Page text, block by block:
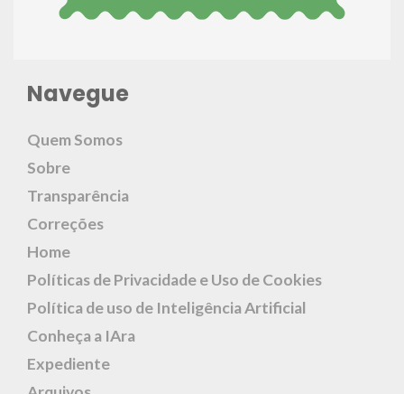
Navegue
Quem Somos
Sobre
Transparência
Correções
Home
Políticas de Privacidade e Uso de Cookies
Política de uso de Inteligência Artificial
Conheça a IAra
Expediente